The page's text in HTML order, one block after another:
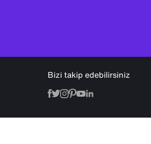
Bizi takip edebilirsiniz